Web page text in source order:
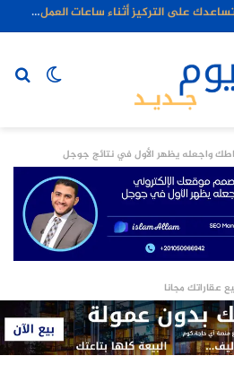
أفضل أنواع الأطعمة التي تساعدك على التركيز أثناء ساعات العمل الطويلة
الوضع
واجعله يظهر الأول في نتائج جوجل
عقاراتك مجانا